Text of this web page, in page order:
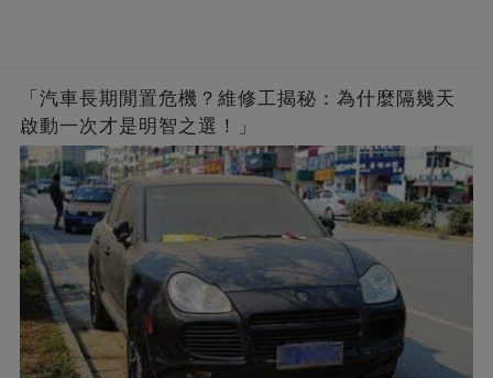
「汽車長期閒置危機？維修工揭秘：為什麼隔幾天
啟動一次才是明智之選！」